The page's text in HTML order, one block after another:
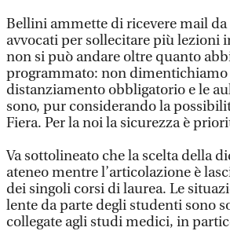
Bellini ammette di ricevere mail
avvocati per sollecitare più lezioni
non si può andare oltre quanto
programmato: non dimentichiamo
distanziamento obbligatorio e le
sono, pur considerando la
Fiera. Per la noi la sicurezza è
Va sottolineato che la scelta della
ateneo mentre l’articolazione è
dei singoli corsi di laurea. Le
lente da parte degli studenti sono
collegate agli studi medici, in